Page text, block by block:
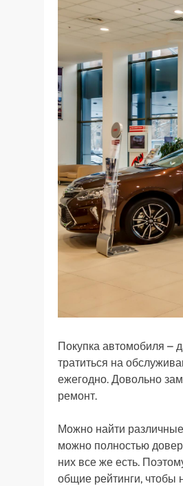
Покупка автомобиля –
тратиться на
ежегодно. Довольно
ремонт.
Можно найти
можно полностью
них все же есть.
общие рейтинги, чтобы